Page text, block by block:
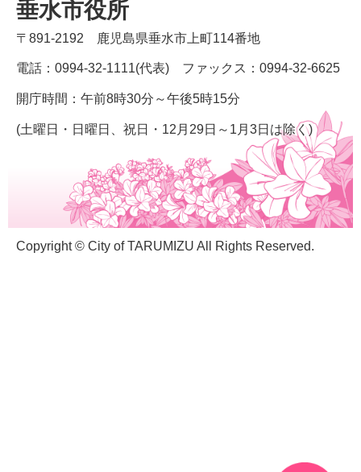
垂水市役所
〒891-2192 鹿児島県垂水市上町114番地
電話：0994-32-1111(代表) ファックス：0994-32-6625
開庁時間：午前8時30分～午後5時15分
(土曜日・日曜日、祝日・12月29日～1月3日は除く)
Copyright © City of TARUMIZU All Rights Reserved.